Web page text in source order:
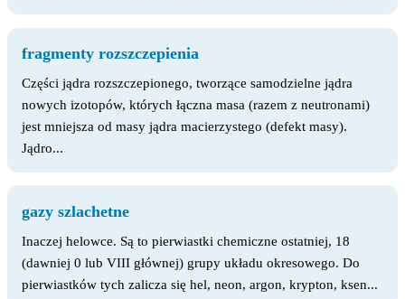
fragmenty rozszczepienia
Części jądra rozszczepionego, tworzące samodzielne jądra
nowych izotopów, których łączna masa (razem z neutronami)
jest mniejsza od masy jądra macierzystego (defekt masy).
Jądro...
gazy szlachetne
Inaczej helowce. Są to pierwiastki chemiczne ostatniej, 18
(dawniej 0 lub VIII głównej) grupy układu okresowego. Do
pierwiastków tych zalicza się hel, neon, argon, krypton, ksen...